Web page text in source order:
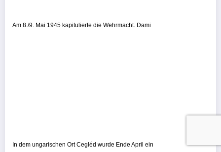
Am 8./9. Mai 1945 kapitulierte die Wehrmacht. Dami
In dem ungarischen Ort Cegléd wurde Ende April ein